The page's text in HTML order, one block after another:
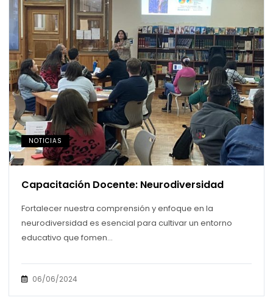
NOTICIAS
Capacitación Docente: Neurodiversidad
Fortalecer nuestra comprensión y enfoque en la
neurodiversidad es esencial para cultivar un entorno
educativo que fomen...
06/06/2024